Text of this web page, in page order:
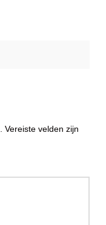
Vereiste velden zijn